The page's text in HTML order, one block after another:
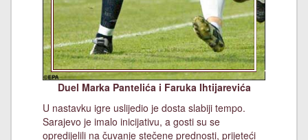
Duel Marka Pantelića i Faruka Ihtijarevića
U nastavku igre uslijedio je dosta slabiji tempo.
Sarajevo je imalo inicijativu, a gosti su se
opredijelili na čuvanje stečene prednosti, prijeteći